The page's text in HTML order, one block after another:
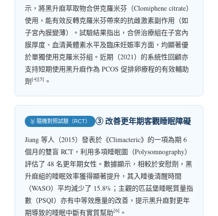
示，將黑升麻萃取物合併克羅米芬（Clomiphene citrate）
使用，能有效反轉克羅米芬帶來的抗雌激素副作用（如
子宮內膜變薄）。試驗結果指出，合併治療組在子宮內
膜厚度、血清黃體素水平及臨床妊娠率方面，均顯著優
於單獨使用克羅米芬組。近期（2021）的系統性回顧亦
支持短期使用黑升麻作為 PCOS 促排卵療程的有效輔助
劑[4][5] 。
🥈 隨機對照試驗（RCT） ③ 改善更年期客觀睡眠障礙
Jiang 等人（2015）發表於《Climacteric》的一項為期 6
個月的雙盲 RCT，利用多項睡眠圖（Polysomnography）
評估了 48 名更年期女性。數據顯示，相較於安慰劑，黑
升麻組的睡眠效率獲得顯著提升，其入睡後清醒時間
（WASO）平均減少了 15.8%；主觀的匹茲堡睡眠質量指
數（PSQI）亦有中等效應量的改善，提示黑升麻對更年
期導致的睡眠中斷有實質幫助[6] 。